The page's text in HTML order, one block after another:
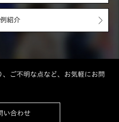
紹介
ご不明な点など、お気軽にお問
い合わせ